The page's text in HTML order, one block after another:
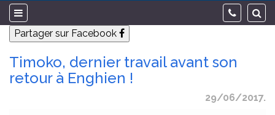
Partager sur Facebook
Timoko, dernier travail avant son
retour à Enghien !
29/06/2017.